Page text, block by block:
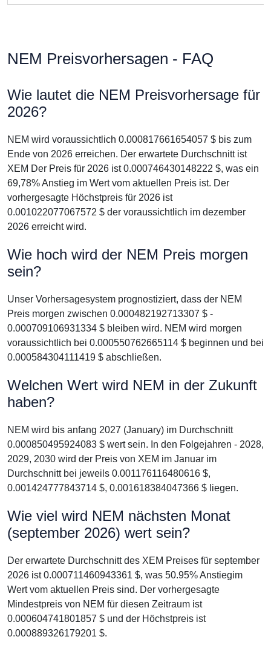
NEM Preisvorhersagen - FAQ
Wie lautet die NEM Preisvorhersage für
2026?
NEM wird voraussichtlich 0.000817661654057 $ bis zum
Ende von 2026 erreichen. Der erwartete Durchschnitt ist
XEM Der Preis für 2026 ist 0.000746430148222 $, was ein
69,78% Anstieg im Wert vom aktuellen Preis ist. Der
vorhergesagte Höchstpreis für 2026 ist
0.001022077067572 $ der voraussichtlich im dezember
2026 erreicht wird.
Wie hoch wird der NEM Preis morgen
sein?
Unser Vorhersagesystem prognostiziert, dass der NEM
Preis morgen zwischen 0.000482192713307 $ -
0.000709106931334 $ bleiben wird. NEM wird morgen
voraussichtlich bei 0.000550762665114 $ beginnen und bei
0.000584304111419 $ abschließen.
Welchen Wert wird NEM in der Zukunft
haben?
NEM wird bis anfang 2027 (January) im Durchschnitt
0.000850495924083 $ wert sein. In den Folgejahren - 2028,
2029, 2030 wird der Preis von XEM im Januar im
Durchschnitt bei jeweils 0.001176116480616 $,
0.001424777843714 $, 0.001618384047366 $ liegen.
Wie viel wird NEM nächsten Monat
(september 2026) wert sein?
Der erwartete Durchschnitt des XEM Preises für september
2026 ist 0.000711460943361 $, was 50.95% Anstiegim
Wert vom aktuellen Preis sind. Der vorhergesagte
Mindestpreis von NEM für diesen Zeitraum ist
0.000604741801857 $ und der Höchstpreis ist
0.000889326179201 $.